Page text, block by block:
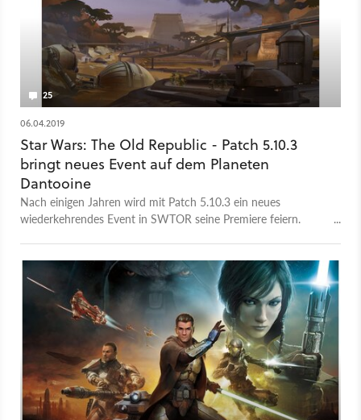
25
06.04.2019
Star Wars: The Old Republic - Patch 5.10.3
bringt neues Event auf dem Planeten
Dantooine
Nach einigen Jahren wird mit Patch 5.10.3 ein neues
wiederkehrendes Event in SWTOR seine Premiere feiern.